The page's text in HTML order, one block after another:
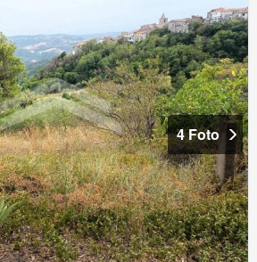
4 Foto